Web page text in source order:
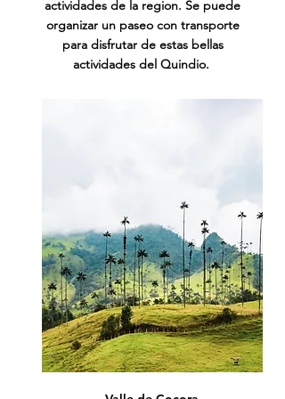
actividades de la region. Se puede
organizar un paseo con transporte
para disfrutar de estas bellas
actividades del Quindio.